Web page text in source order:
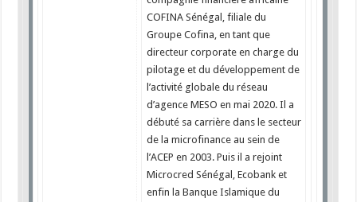
COFINA Sénégal, filiale du
Groupe Cofina, en tant que
directeur corporate en charge du
pilotage et du développement de
l’activité globale du réseau
d’agence MESO en mai 2020. Il a
débuté sa carrière dans le secteur
de la microfinance au sein de
l’ACEP en 2003. Puis il a rejoint
Microcred Sénégal, Ecobank et
enfin la Banque Islamique du